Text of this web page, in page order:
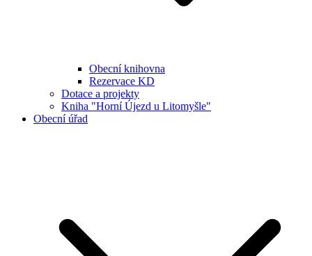
Obecní knihovna
Rezervace KD
Dotace a projekty
Kniha "Horní Újezd u Litomyšle"
Obecní úřad